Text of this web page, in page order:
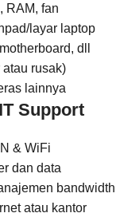
RAM, fan
layar laptop
dll
atau rusak)
lainnya
Support
& WiFi
dan data
bandwidth
atau kantor